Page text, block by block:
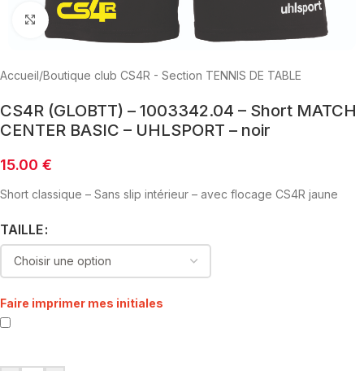
Click to enlarge
Accueil/Boutique club CS4R - Section TENNIS DE TABLE
CS4R (GLOBTT) – 1003342.04 – Short MATCH
CENTER BASIC – UHLSPORT – noir
15.00 €
Short classique – Sans slip intérieur – avec flocage CS4R jaune
TAILLE
Faire imprimer mes initiales